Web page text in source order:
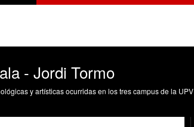
- Jordi Tormo
y artísticas ocurridas en los tres campus de la UPV